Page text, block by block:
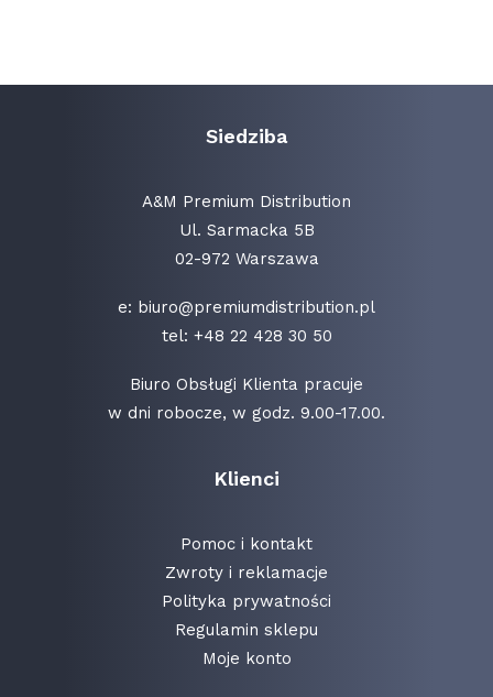
Siedziba
A&M Premium Distribution
Ul. Sarmacka 5B
02-972 Warszawa
e: biuro@premiumdistribution.pl
tel: +48 22 428 30 50
Biuro Obsługi Klienta pracuje
w dni robocze, w godz. 9.00-17.00.
Klienci
Pomoc i kontakt
Zwroty i reklamacje
Polityka prywatności
Regulamin sklepu
Moje konto